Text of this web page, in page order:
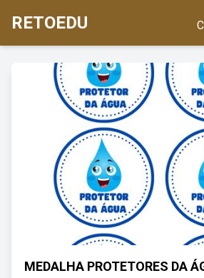
RETOEDU
MEDALHA PROTETORES DA